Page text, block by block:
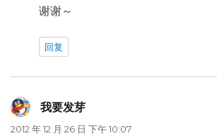
谢谢～
回复
我要发芽
道：
2012 年 12 月 26 日 下午 10:07